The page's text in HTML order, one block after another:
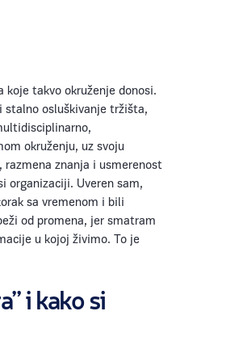
koje takvo okruženje donosi.
stalno osluškivanje tržišta,
okruženju, uz svoju
znanja i usmerenost
organizaciji. Uveren sam,
sa vremenom i bili
od promena, jer smatram
u kojoj živimo. To je
i kako si